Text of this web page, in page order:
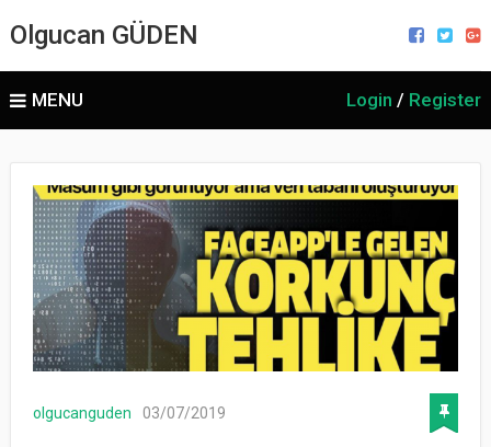
Olgucan GÜDEN
MENU Login / Register
olgucanguden 03/07/2019